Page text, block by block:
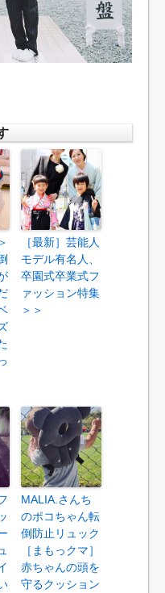
［最新］芸能人
モデル有名人、
卒園式卒業式フ
ァッション特集
＞＞
MALIA.さんち
のポコちゃん転
倒防止リュック
［まもっクマ］
赤ちゃんの頭を
守るクッション